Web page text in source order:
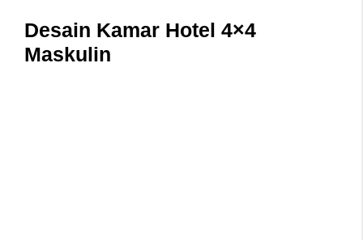
Desain Kamar Hotel 4×4
Maskulin